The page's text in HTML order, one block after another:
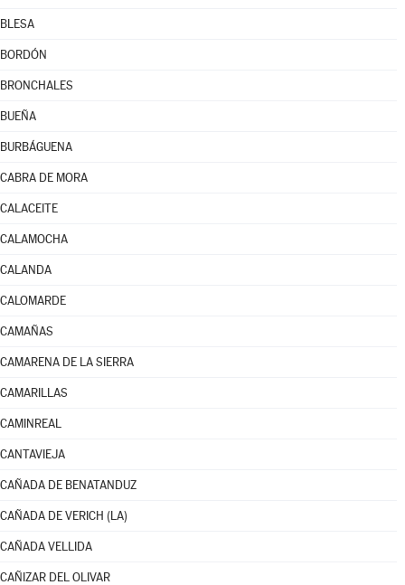
BLESA
BORDÓN
BRONCHALES
BUEÑA
BURBÁGUENA
CABRA DE MORA
CALACEITE
CALAMOCHA
CALANDA
CALOMARDE
CAMAÑAS
CAMARENA DE LA SIERRA
CAMARILLAS
CAMINREAL
CANTAVIEJA
CAÑADA DE BENATANDUZ
CAÑADA DE VERICH (LA)
CAÑADA VELLIDA
CAÑIZAR DEL OLIVAR